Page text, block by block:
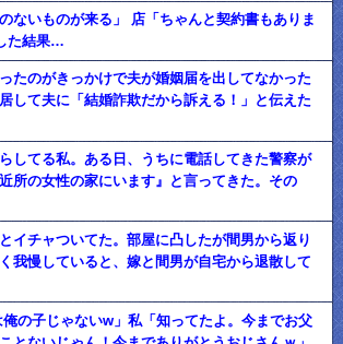
ないものが来る」 店「ちゃんと契約書もありま
た結果…
たのがきっかけで夫が婚姻届を出してなかった
して夫に「結婚詐欺だから訴える！」と伝えた
してる私。ある日、うちに電話してきた警察が
所の女性の家にいます』と言ってきた。その
イチャついてた。部屋に凸したが間男から返り
我慢していると、嫁と間男が自宅から退散して
俺の子じゃないw」私「知ってたよ。今までお父